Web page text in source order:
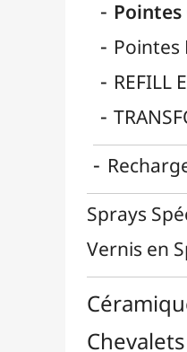
Feutres & Stylos
Librairie / Livres
Médiums, Vernis
Modelage /
Peintures /
Pinceaux & Outils
Résines / Moulage
Supports Dessin &
Transport /
Papeterie & Bureau